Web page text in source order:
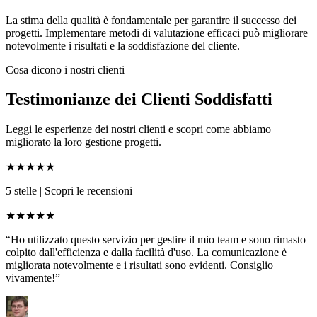
La stima della qualità è fondamentale per garantire il successo dei
progetti. Implementare metodi di valutazione efficaci può migliorare
notevolmente i risultati e la soddisfazione del cliente.
Cosa dicono i nostri clienti
Testimonianze dei Clienti Soddisfatti
Leggi le esperienze dei nostri clienti e scopri come abbiamo
migliorato la loro gestione progetti.
★★★★★
5 stelle | Scopri le recensioni
★★★★★
“Ho utilizzato questo servizio per gestire il mio team e sono rimasto
colpito dall'efficienza e dalla facilità d'uso. La comunicazione è
migliorata notevolmente e i risultati sono evidenti. Consiglio
vivamente!”